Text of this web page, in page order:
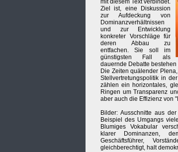
mit diesem Text verbindet.
Ziel ist, eine Diskussion
zur Aufdeckung von
Dominanzverhältnissen
und zur Entwicklung
konkreter Vorschläge für
deren Abbau zu
entfachen. Sie soll im
günstigsten Fall als
dauernde Debatte
Die Zeiten quälender
Stellvertretungspolitik in
zählen ein horizontales,
Ringen um Transparenz
aber auch die Effizienz von
Bilder: Ausschnitte aus
Beispiel des Umgangs
Blumiges Vokabular
klarer Dominanzen,
Geschäftsführer,
gleichberechtigt, halt